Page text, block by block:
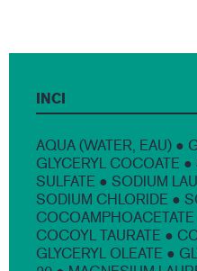
INCI
AQUA (WATER, EAU) ●
GLYCERYL COCOATE
SULFATE ● SODIUM
SODIUM CHLORIDE ●
COCOYL TAURATE ●
GLYCERYL OLEATE ●